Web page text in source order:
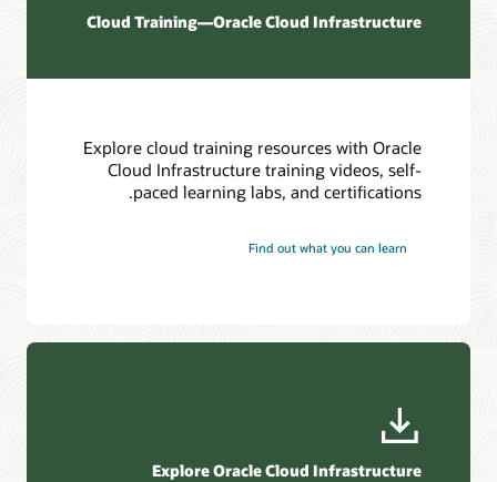
Cloud Training—Oracle Cloud Infrastructure
Explore cloud training resources with Oracle
Cloud Infrastructure training videos, self-
paced learning labs, and certifications.
Find out what you can learn
Explore Oracle Cloud Infrastructure